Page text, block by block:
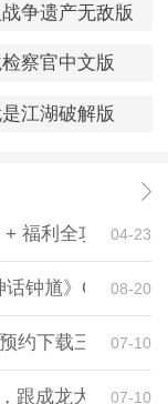
争遗产无敌版
察官中文版
江湖破解版
福利全攻略，一
04-23
话钟馗》CG！预
08-20
约下载三端同步
07-10
跟成龙大哥一起
07-10